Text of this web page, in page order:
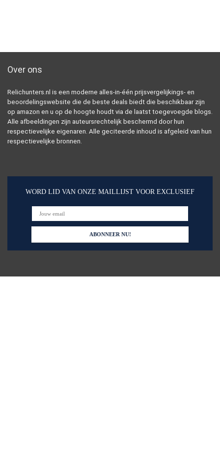
Over ons
Relichunters.nl is een moderne alles-in-één prijsvergelijkings- en
beoordelingswebsite die de beste deals biedt die beschikbaar zijn
op amazon en u op de hoogte houdt via de laatst toegevoegde blogs.
Alle afbeeldingen zijn auteursrechtelijk beschermd door hun
respectievelijke eigenaren. Alle geciteerde inhoud is afgeleid van hun
respectievelijke bronnen.
WORD LID VAN ONZE MAILLIJST VOOR EXCLUSIEF